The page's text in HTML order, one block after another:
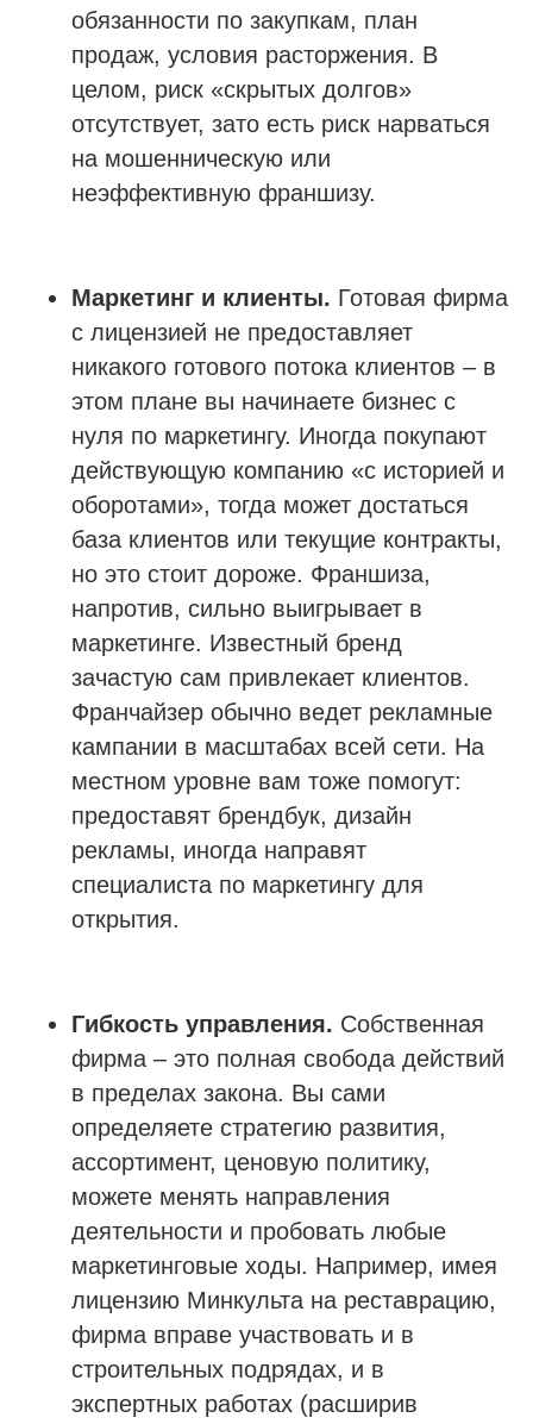
обязанности по закупкам, план
продаж, условия расторжения. В
целом, риск «скрытых долгов»
отсутствует, зато есть риск нарваться
на мошенническую или
неэффективную франшизу.
Маркетинг и клиенты. Готовая фирма
с лицензией не предоставляет
никакого готового потока клиентов – в
этом плане вы начинаете бизнес с
нуля по маркетингу. Иногда покупают
действующую компанию «с историей и
оборотами», тогда может достаться
база клиентов или текущие контракты,
но это стоит дороже. Франшиза,
напротив, сильно выигрывает в
маркетинге. Известный бренд
зачастую сам привлекает клиентов.
Франчайзер обычно ведет рекламные
кампании в масштабах всей сети. На
местном уровне вам тоже помогут:
предоставят брендбук, дизайн
рекламы, иногда направят
специалиста по маркетингу для
открытия.
Гибкость управления. Собственная
фирма – это полная свобода действий
в пределах закона. Вы сами
определяете стратегию развития,
ассортимент, ценовую политику,
можете менять направления
деятельности и пробовать любые
маркетинговые ходы. Например, имея
лицензию Минкульта на реставрацию,
фирма вправе участвовать и в
строительных подрядах, и в
экспертных работах (расширив